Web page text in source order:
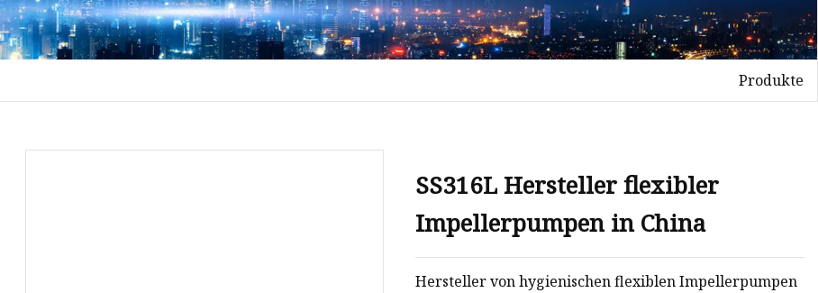
Sanitärventile
Membranventil
Produkte
SS316L Hersteller flexibler
Impellerpumpen in China
Hersteller von hygienischen flexiblen Impellerpumpen